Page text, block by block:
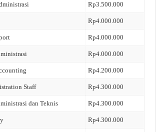
Rp3.500.000
Rp4.000.000
Rp4.000.000
Rp4.000.000
Rp4.200.000
Staff Rp4.300.000
dan Teknis Rp4.300.000
Rp4.300.000